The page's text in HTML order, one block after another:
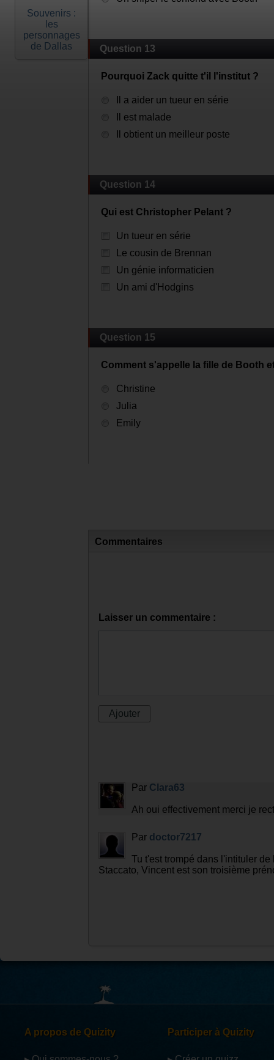
Souvenirs :
les
personnages
de Dallas
Question 13
Pourquoi Zack quitte t'il l'institut ?
Il a aider un tueur en série
Il est malade
Il obtient un meilleur poste
Question 14
Qui est Christopher Pelant ?
Un tueur en série
Le cousin de Brennan
Un génie informaticien
Un ami d'Hodgins
Question 15
Comment s'appelle la fille de Booth
Christine
Julia
Emily
Commentaires
Laisser un commentaire :
Par Clara63
Ah oui effectivement merci je
Par doctor7217
Tu t'est trompé dans l'intituler
Staccato, Vincent est son troisième
A propos de Quizity Participer à Quizity